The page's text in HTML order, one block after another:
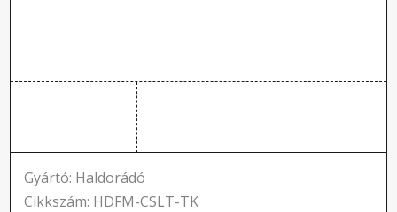
Gyártó: Haldorádó
Cikkszám: HDFM-CSLT-TK